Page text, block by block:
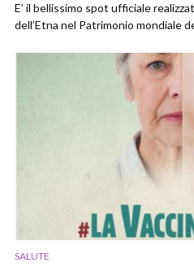
E’ il bellissimo spot ufficiale
dell’Etna nel Patrimonio mondiale
SALUTE